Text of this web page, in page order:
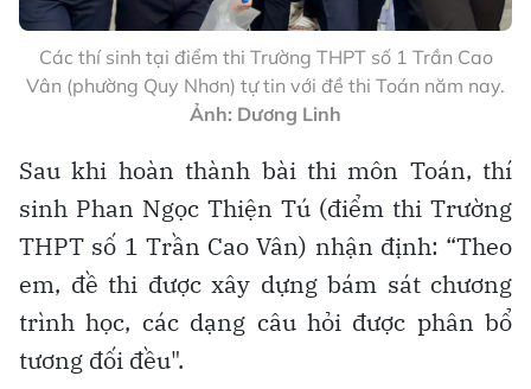
Các thí sinh tại điểm thi Trường THPT số 1 Trần Cao
Vân (phường Quy Nhơn) tự tin với đề thi Toán năm nay.
Ảnh: Dương Linh
​Sau khi hoàn thành bài thi môn Toán, thí
sinh Phan Ngọc Thiện Tú (điểm thi Trường
THPT số 1 Trần Cao Vân) nhận định: “Theo
em, đề thi được xây dựng bám sát chương
trình học, các dạng câu hỏi được phân bổ
tương đối đều".